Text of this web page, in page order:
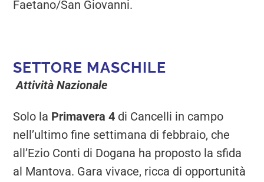
Faetano/San Giovanni.
SETTORE MASCHILE
Attività Nazionale
Solo la Primavera 4 di Cancelli in campo
nell’ultimo fine settimana di febbraio, che
all’Ezio Conti di Dogana ha proposto la sfida
al Mantova. Gara vivace, ricca di opportunità